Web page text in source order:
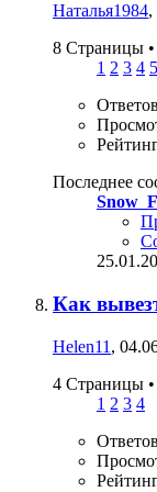
Наталья1984,
8 Страницы •
1 2 3 4 5
Последнее
Как
Helen11 ,
4 Страницы •
1 2 3 4